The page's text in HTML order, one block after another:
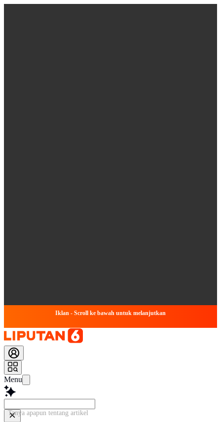
Iklan - Scroll ke bawah untuk melanjutkan
Menu
Tanya apapun tentang artikel ini...